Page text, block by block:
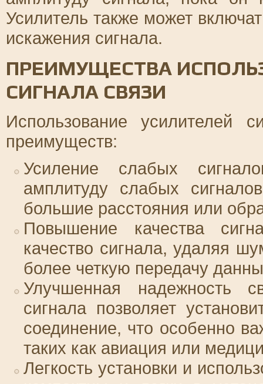
Усилитель также может
искажения сигнала.
ПРЕИМУЩЕСТВА
СИГНАЛА СВЯЗИ
Использование усилителей
преимуществ:
Усиление слабых
амплитуду слабых
большие расстояния или
Повышение качества
качество сигнала, удаляя
более четкую передачу
Улучшенная надежность
сигнала позволяет
соединение, что особенно
таких как авиация или
Легкость установки и